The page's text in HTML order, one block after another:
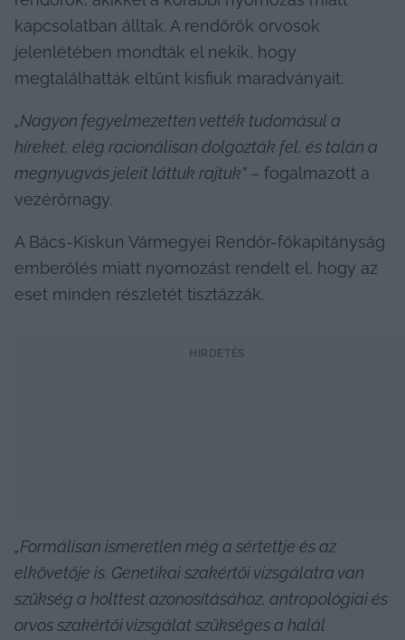
kapcsolatban álltak. A rendőrök orvosok
jelenlétében mondták el nekik, hogy
megtalálhatták eltűnt kisfiuk maradványait.
„Nagyon fegyelmezetten vették tudomásul a
híreket, elég racionálisan dolgozták fel, és talán a
megnyugvás jeleit láttuk rajtuk” – fogalmazott a
vezérőrnagy.
A Bács-Kiskun Vármegyei Rendőr-főkapitányság
emberölés miatt nyomozást rendelt el, hogy az
eset minden részletét tisztázzák.
HIRDETÉS
„Formálisan ismeretlen még a sértettje és az
elkövetője is. Genetikai szakértői vizsgálatra van
szükség a holttest azonosításához, antropológiai és
orvos szakértői vizsgálat szükséges a halál